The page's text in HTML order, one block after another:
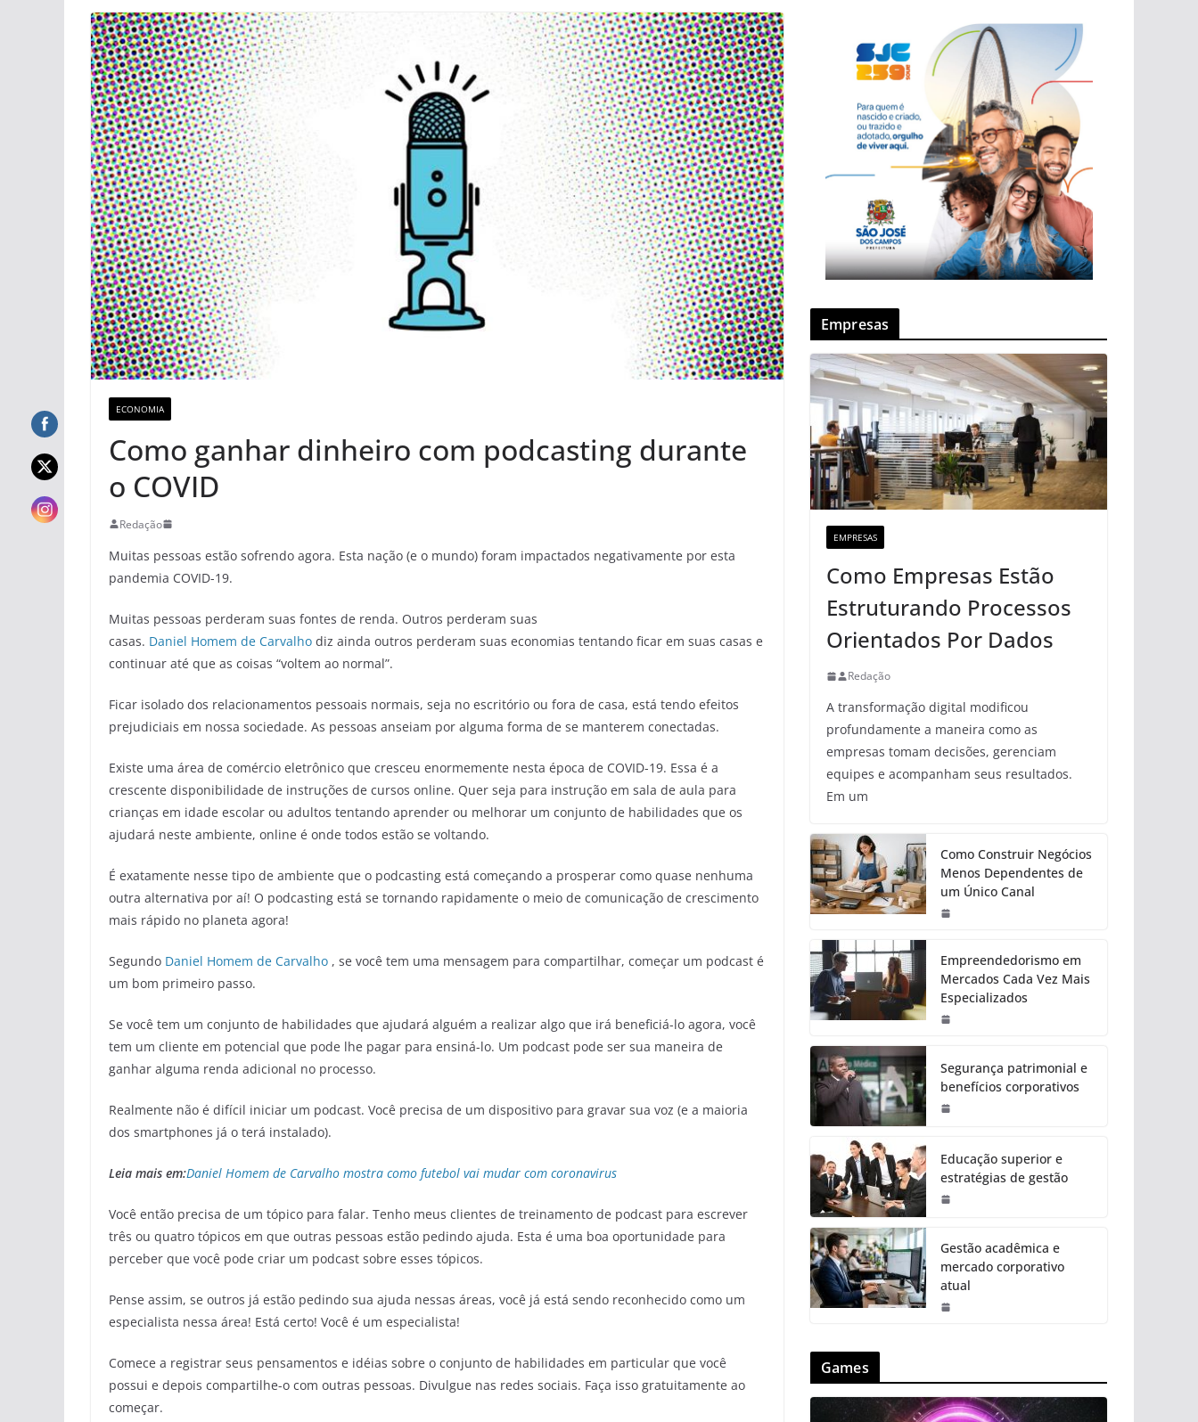
ECONOMIA
Como ganhar dinheiro com podcasting durante
o COVID
Redação
Muitas pessoas estão sofrendo agora. Esta nação (e o mundo) foram impactados negativamente por esta
pandemia COVID-19.
Muitas pessoas perderam suas fontes de renda. Outros perderam suas
casas. Daniel Homem de Carvalho diz ainda outros perderam suas economias tentando ficar em suas casas e
continuar até que as coisas “voltem ao normal”.
Ficar isolado dos relacionamentos pessoais normais, seja no escritório ou fora de casa, está tendo efeitos
prejudiciais em nossa sociedade. As pessoas anseiam por alguma forma de se manterem conectadas.
Existe uma área de comércio eletrônico que cresceu enormemente nesta época de COVID-19. Essa é a
crescente disponibilidade de instruções de cursos online. Quer seja para instrução em sala de aula para
crianças em idade escolar ou adultos tentando aprender ou melhorar um conjunto de habilidades que os
ajudará neste ambiente, online é onde todos estão se voltando.
É exatamente nesse tipo de ambiente que o podcasting está começando a prosperar como quase nenhuma
outra alternativa por aí! O podcasting está se tornando rapidamente o meio de comunicação de crescimento
mais rápido no planeta agora!
Segundo Daniel Homem de Carvalho , se você tem uma mensagem para compartilhar, começar um podcast é
um bom primeiro passo.
Se você tem um conjunto de habilidades que ajudará alguém a realizar algo que irá beneficiá-lo agora, você
tem um cliente em potencial que pode lhe pagar para ensiná-lo. Um podcast pode ser sua maneira de
ganhar alguma renda adicional no processo.
Realmente não é difícil iniciar um podcast. Você precisa de um dispositivo para gravar sua voz (e a maioria
dos smartphones já o terá instalado).
Leia mais em:Daniel Homem de Carvalho mostra como futebol vai mudar com coronavirus
Você então precisa de um tópico para falar. Tenho meus clientes de treinamento de podcast para escrever
três ou quatro tópicos em que outras pessoas estão pedindo ajuda. Esta é uma boa oportunidade para
perceber que você pode criar um podcast sobre esses tópicos.
Pense assim, se outros já estão pedindo sua ajuda nessas áreas, você já está sendo reconhecido como um
especialista nessa área! Está certo! Você é um especialista!
Comece a registrar seus pensamentos e idéias sobre o conjunto de habilidades em particular que você
possui e depois compartilhe-o com outras pessoas. Divulgue nas redes sociais. Faça isso gratuitamente ao
começar.
Empresas
EMPRESAS
Como Empresas Estão
Estruturando Processos
Orientados Por Dados
Redação
A transformação digital modificou
profundamente a maneira como as
empresas tomam decisões, gerenciam
equipes e acompanham seus resultados.
Em um
Como Construir Negócios
Menos Dependentes de
um Único Canal
Empreendedorismo em
Mercados Cada Vez Mais
Especializados
Segurança patrimonial e
benefícios corporativos
Educação superior e
estratégias de gestão
Gestão acadêmica e
mercado corporativo
atual
Games